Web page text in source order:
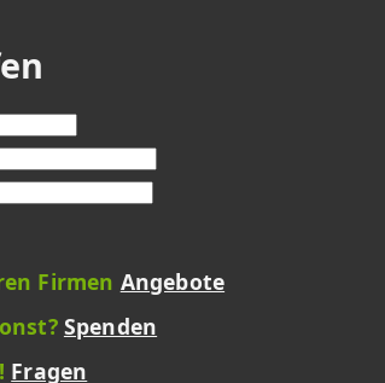
Firmen Angebote
Spenden
Fragen